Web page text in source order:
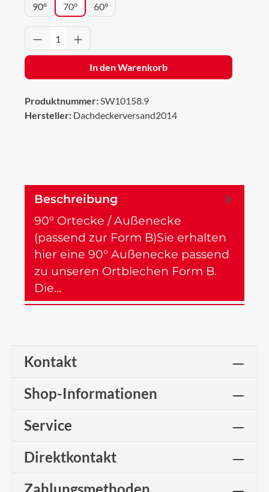
90° 70° 60°
Produkt Anzahl: Gib den gewünschten
In den Warenkorb
Produktnummer:SW10158.9
Hersteller: Dachdeckerversand2014
Beschreibung
90° Ortecke / Außenecke
(passend zur Form B)Sie erhalten
hier eine 90° Außenecke passend
zu unseren Ortblechen Form B.
Die…
Kontakt
Shop-Informationen
Service
Direktkontakt